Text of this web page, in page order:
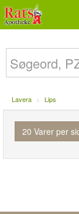
Lavera Lips
20 Varer per